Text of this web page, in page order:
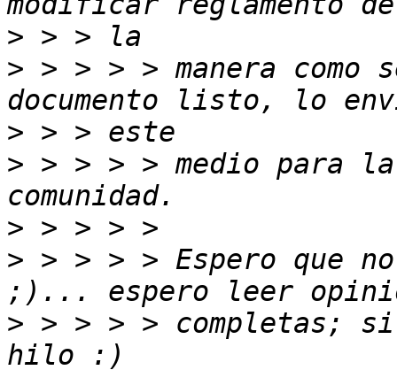
>
> > > > > manera como
>
> > > > > medio para
>
> > > > > Espero que
> > > > > completas;